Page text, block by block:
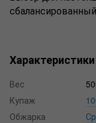
Характеристики
Вес
Купаж
Обжарка